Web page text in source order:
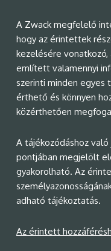
A Zwack megfelelő
hogy az érintettek
kezelésére vonatkozó,
említett valamennyi
szerinti minden egyes
érthető és könnyen
közérthetően
A tájékozódáshoz
pontjában megjelölt
gyakorolható. Az
adható tájékoztatás.
Az érintett